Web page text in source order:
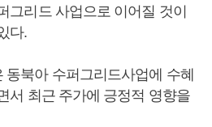
그리드 사업으로 이어질 것이
다.
북아 수퍼그리드사업에 수혜
서 최근 주가에 긍정적 영향을